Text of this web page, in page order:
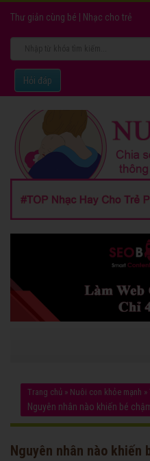
Thư giản cùng bé Nhạc cho trẻ
Hỏi đáp
Trang chủ » Nuôi con khỏe mạnh »
Nguyên nhân nào khiến bé
Nguyên nhân nào khiến